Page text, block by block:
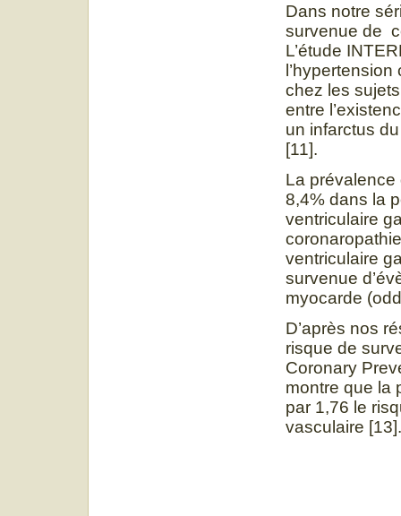
Dans notre
survenue de
L’étude
chez les
entre
un infarctus
[11].
La prévalence
8,4% dans la
ventriculaire
ventriculaire
survenue
myocarde
D’après nos
risque de
Coronary
montre que la
par 1,76 le
vasculaire [13].